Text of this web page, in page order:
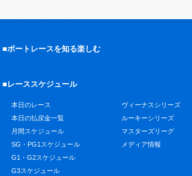
■ボートレースを知る楽しむ
■レーススケジュール
本日のレース
本日の払戻金一覧
月間スケジュール
SG・PG1スケジュール
G1・G2スケジュール
G3スケジュール
ヴィーナスシリーズ
ルーキーシリーズ
マスターズリーグ
メディア情報